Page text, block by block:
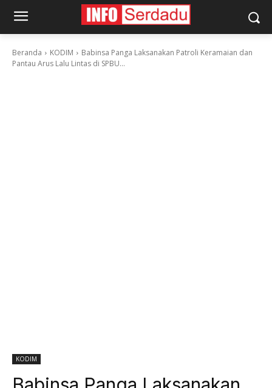
Beranda KODIM
Babinsa Panga Laksanakan Patroli Keramaian dan
Pantau Arus Lalu Lintas di SPBU...
KODIM